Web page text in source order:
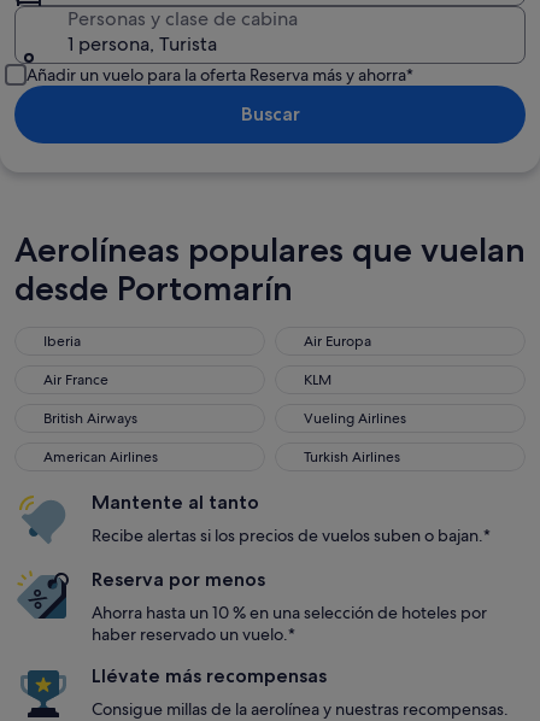
Personas y clase de cabina
1 persona, Turista
Añadir un vuelo para la oferta Reserva más y ahorra*
Buscar
Aerolíneas populares que vuelan
desde Portomarín
Iberia
Air Europa
Air France
KLM
British Airways
Vueling Airlines
American Airlines
Turkish Airlines
Mantente al tanto
Recibe alertas si los precios de vuelos suben o bajan.*
Reserva por menos
Ahorra hasta un 10 % en una selección de hoteles por
haber reservado un vuelo.*
Llévate más recompensas
Consigue millas de la aerolínea y nuestras recompensas.